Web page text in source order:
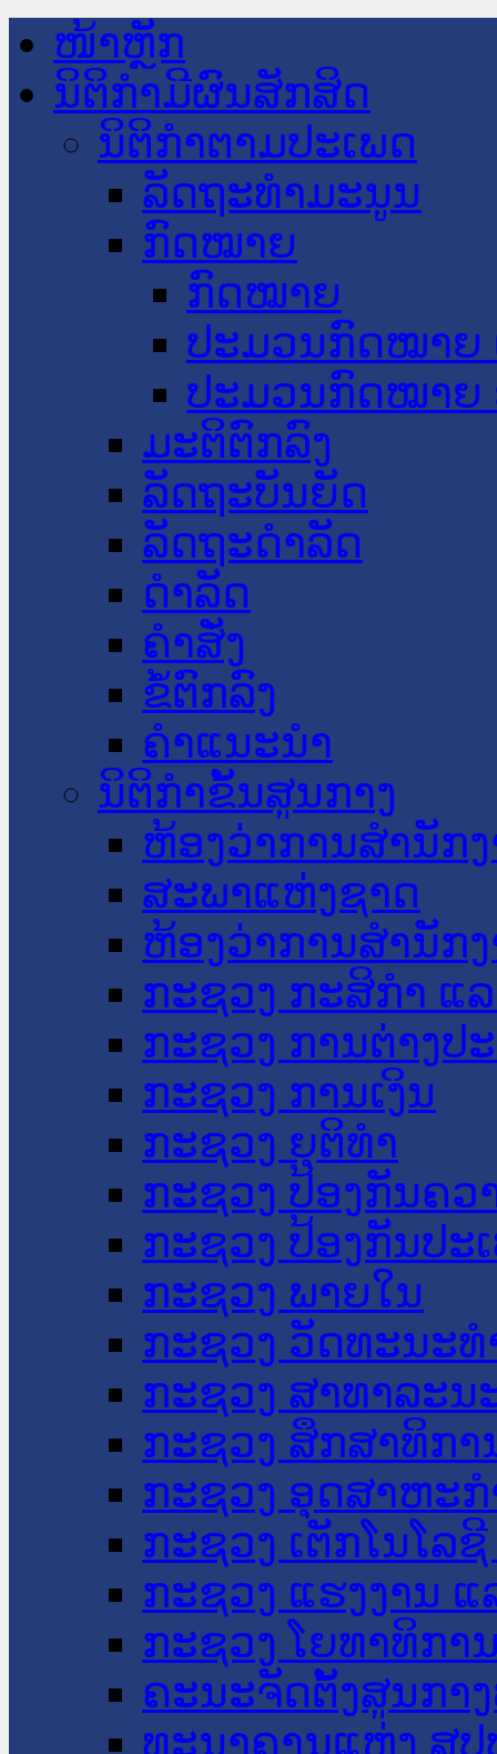
ໜ້າຫຼັກ
ນິຕິກໍາມີຜົນສັກສິດ
ນິຕິກໍາຕາມປະເພດ
ລັດຖະທໍາມະນູນ
ກົດໝາຍ
ກົດໝາຍ
ປະມວນກົດໝາຍ
ປະມວນກົດໝາຍ
ມະຕິຕົກລົງ
ລັດຖະບັນຍັດ
ລັດຖະດໍາລັດ
ດໍາລັດ
ຄໍາສັ່ງ
ຂໍ້ຕົກລົງ
ຄໍາແນະນໍາ
ນິຕິກໍາຂັ້ນສູນກາງ
ຫ້ອງວ່າການສໍານັກ
ສະພາແຫ່ງຊາດ
ຫ້ອງວ່າການສຳນັກ
ກະຊວງ ກະສິກຳ ແ
ກະຊວງ ການຕ່າງປ
ກະຊວງ ການເງິນ
ກະຊວງ ຍຸຕິທໍາ
ກະຊວງ ປ້ອງກັນຄວ
ກະຊວງ ປ້ອງກັນປະ
ກະຊວງ ພາຍໃນ
ກະຊວງ ວັດທະນະ
ກະຊວງ ສາທາລະນ
ກະຊວງ ສຶກສາທິກາ
ກະຊວງ ອຸດສາຫະ
ກະຊວງ ເຕັກໂນໂລ
ກະຊວງ ແຮງງານ
ກະຊວງ ໂຍທາທິກາ
ຄະນະຈັດຕັ້ງສູນກາ
ທະນາຄານແຫ່ງ ສປ